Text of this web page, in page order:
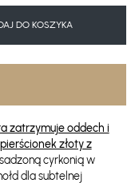
DO KOSZYKA
zatrzymuje oddech i
pierścionek złoty z
cyrkonią w
dla subtelnej